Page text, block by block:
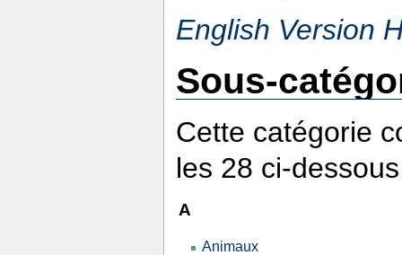
English Version
Sous-
Cette catégorie
les 28 ci-
A
Animaux